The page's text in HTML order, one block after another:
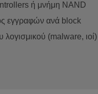
ή μνήμη NAND
εγγραφών ανά block
(malware, ιοί)